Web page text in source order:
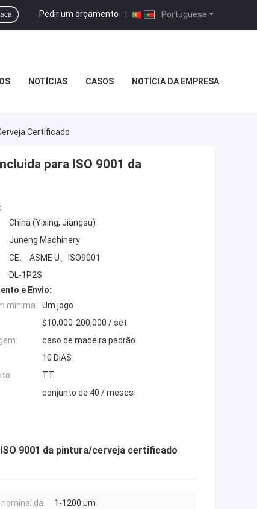
Portuguese
Pedir um orçamento |
NOTÍCIAS CASOS NOTÍCIA DA EMPRESA
Certificado
para ISO 9001 da
China (Yixing, Jiangsu)
Juneng Machinery
CE、 ASME U、ISO9001
DL-1P2S
e Envio:
mínima: Um jogo
$10,000-200,000 / set
caso de madeira padrão
10 DIAS
TT
conjunto de 40 / meses
9001 da pintura/cerveja certificado
da
1-1200 μm